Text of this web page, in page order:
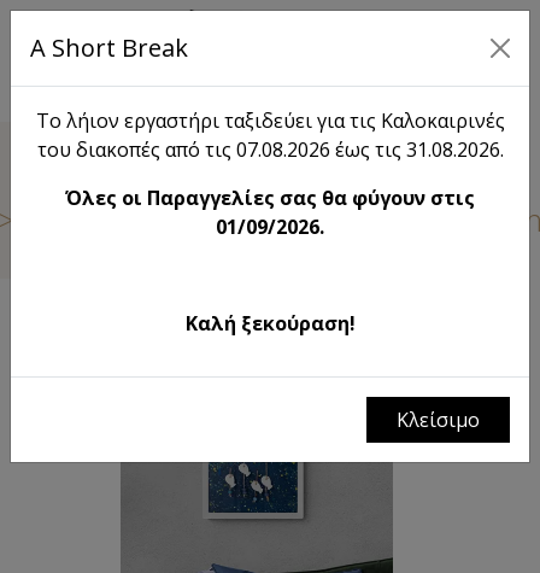
EN
Shop
Ocean Dreams Hanging Fish at
A Short Break
Το λήιον εργαστήρι ταξιδεύει για τις Καλοκαιρινές
του διακοπές από τις 07.08.2026 έως τις 31.08.2026.
Όλες οι Παραγγελίες σας θα φύγουν στις
01/09/2026.
Καλή ξεκούραση!
Κλείσιμο